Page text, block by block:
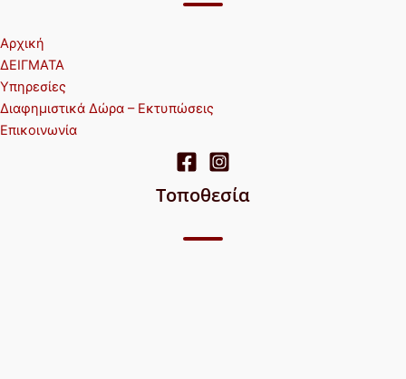
Αρχική
ΔΕΙΓΜΑΤΑ
Υπηρεσίες
Διαφημιστικά Δώρα – Εκτυπώσεις
Επικοινωνία
Τοποθεσία